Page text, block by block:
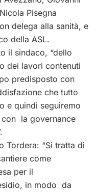
Pisegna
delega alla sanità, e
della ASL.
il sindaco, “dello
dei lavori contenuti
predisposto con
che tutto
e quindi seguiremo
con la governance
Tordera: “Si tratta di
come
per il
in modo da